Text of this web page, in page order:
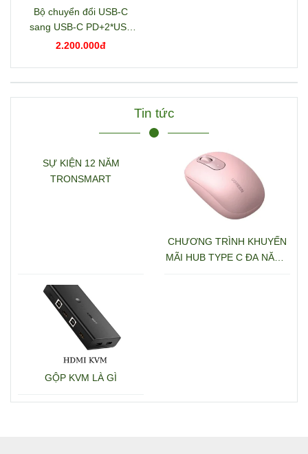
Bộ chuyển đổi USB-C
sang USB-C PD+2*USB
3.2+USB-C 3.2+2*USB
D/TF+3.5mm hỗ trợ 4K
Ugreen 15978 CM681
2.200.000đ
Tin tức
SỰ KIỆN 12 NĂM
TRONSMART
CHƯƠNG TRÌNH KHUYẾN
MÃI HUB TYPE C ĐA NĂNG
GỘP KVM LÀ GÌ